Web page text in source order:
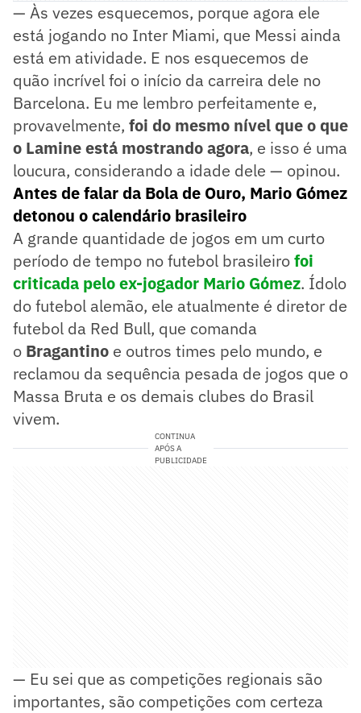
— Às vezes esquecemos, porque agora ele
está jogando no Inter Miami, que Messi ainda
está em atividade. E nos esquecemos de
quão incrível foi o início da carreira dele no
Barcelona. Eu me lembro perfeitamente e,
provavelmente, foi do mesmo nível que o que
o Lamine está mostrando agora, e isso é uma
loucura, considerando a idade dele — opinou.
Antes de falar da Bola de Ouro, Mario Gómez
detonou o calendário brasileiro
A grande quantidade de jogos em um curto
período de tempo no futebol brasileirofoi
criticada pelo ex-jogador Mario Gómez. Ídolo
do futebol alemão, ele atualmente é diretor de
futebol da Red Bull, que comanda
o Bragantino e outros times pelo mundo, e
reclamou da sequência pesada de jogos que o
Massa Bruta e os demais clubes do Brasil
vivem.
CONTINUA
APÓS A
PUBLICIDADE
— Eu sei que as competições regionais são
importantes, são competições com certeza